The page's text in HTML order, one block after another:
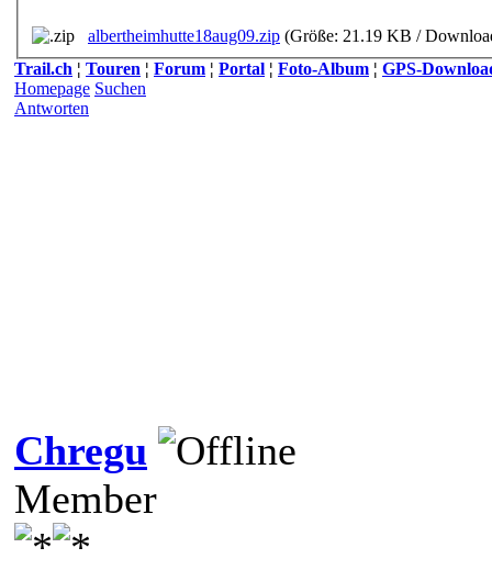
albertheimhutte18aug09.zip (Größe: 21.19 KB /
Trail.ch ¦ Touren ¦ Forum ¦ Portal ¦ Foto-Album ¦ GPS-
Homepage Suchen
Antworten
Chregu
Member